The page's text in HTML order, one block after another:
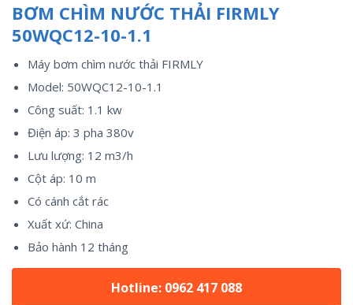
BƠM CHÌM NƯỚC THẢI FIRMLY
50WQC12-10-1.1
Máy bơm chìm nước thải FIRMLY
Model: 50WQC12-10-1.1
Công suất: 1.1 kw
Điện áp: 3 pha 380v
Lưu lượng: 12 m3/h
Cột áp: 10 m
Có cánh cắt rác
Xuất xứ: China
Bảo hành 12 tháng
Hotline: 0962 417 088